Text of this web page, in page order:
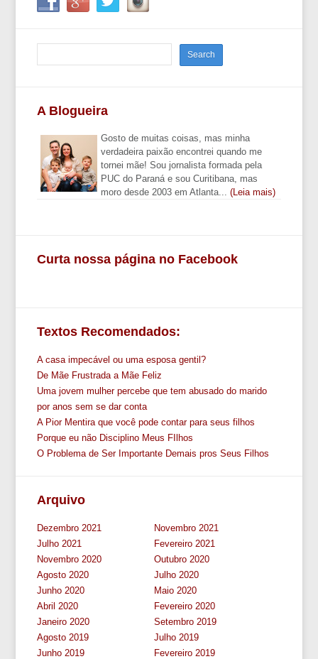
A Blogueira
Gosto de muitas coisas, mas minha
verdadeira paixão encontrei quando me
tornei mãe! Sou jornalista formada pela
PUC do Paraná e sou Curitibana, mas
moro desde 2003 em Atlanta...(Leia mais)
Curta nossa página no Facebook
Textos Recomendados:
A casa impecável ou uma esposa gentil?
De Mãe Frustrada a Mãe Feliz
Uma jovem mulher percebe que tem abusado do marido
por anos sem se dar conta
A Pior Mentira que você pode contar para seus filhos
Porque eu não Disciplino Meus FIlhos
O Problema de Ser Importante Demais pros Seus Filhos
Arquivo
Dezembro 2021
Novembro 2021
Julho 2021
Fevereiro 2021
Novembro 2020
Outubro 2020
Agosto 2020
Julho 2020
Junho 2020
Maio 2020
Abril 2020
Fevereiro 2020
Janeiro 2020
Setembro 2019
Agosto 2019
Julho 2019
Junho 2019
Fevereiro 2019